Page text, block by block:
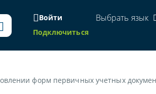
Войти
Подключиться
Выбрать язык
форм первичных учетных документов по оформлению кассовых операций»